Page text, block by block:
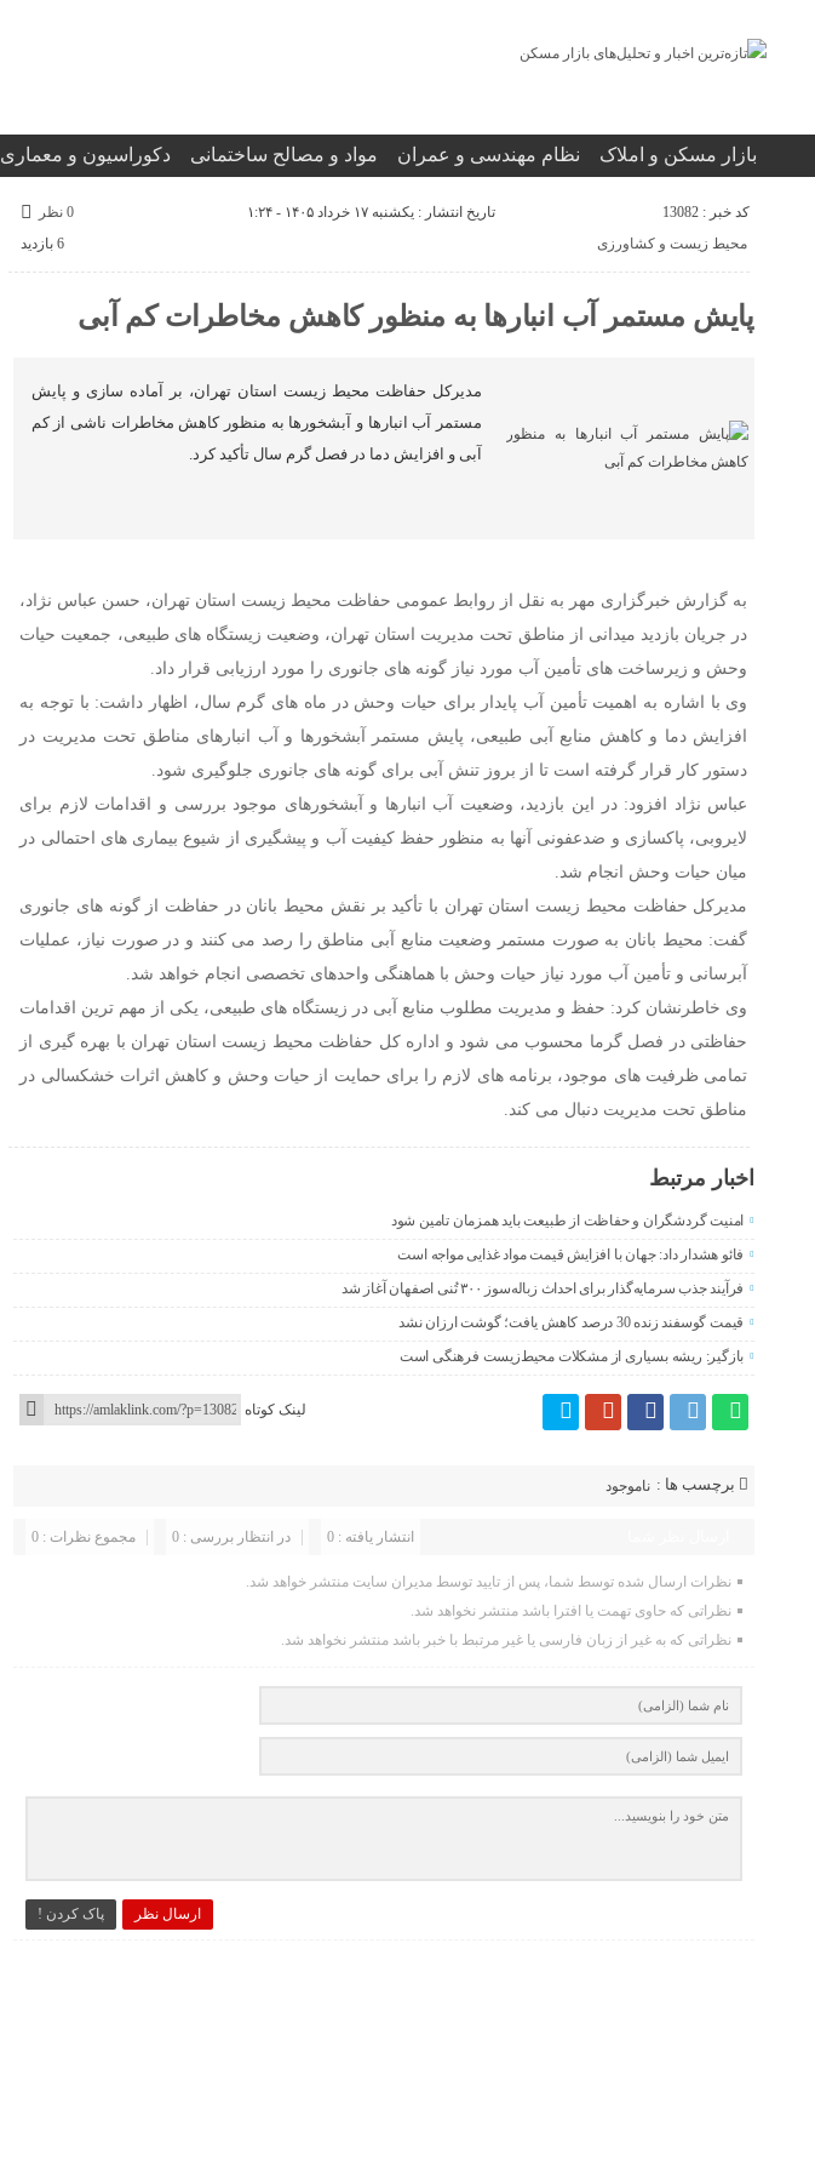
بازار مسکن و املاک نظام مهندسی و عمران مواد و مصالح ساختمانی دکوراسیون و معماری
کد خبر : 13082 تاریخ انتشار : یکشنبه ۱۷ خرداد ۱۴۰۵ - ۱:۲۴
0 نظر
محیط زیست و کشاورزی
6 بازدید
پایش مستمر آب‌ انبارها به منظور کاهش مخاطرات کم آبی
مدیرکل حفاظت محیط‌ زیست استان تهران، بر آماده‌ سازی و پایش
مستمر آب‌ انبارها و آبشخورها به‌ منظور کاهش مخاطرات ناشی از کم‌
آبی و افزایش دما در فصل گرم سال تأکید کرد.
به گزارش خبرگزاری مهر به نقل از روابط عمومی حفاظت محیط زیست استان تهران، حسن عباس‌ نژاد،
در جریان بازدید میدانی از مناطق تحت مدیریت استان تهران، وضعیت زیستگاه‌ های طبیعی، جمعیت حیات‌
وحش و زیرساخت‌ های تأمین آب مورد نیاز گونه‌ های جانوری را مورد ارزیابی قرار داد.
وی با اشاره به اهمیت تأمین آب پایدار برای حیات‌ وحش در ماه‌ های گرم سال، اظهار داشت: با توجه به
افزایش دما و کاهش منابع آبی طبیعی، پایش مستمر آبشخورها و آب‌ انبارهای مناطق تحت مدیریت در
دستور کار قرار گرفته است تا از بروز تنش آبی برای گونه‌ های جانوری جلوگیری شود.
عباس‌ نژاد افزود: در این بازدید، وضعیت آب‌ انبارها و آبشخورهای موجود بررسی و اقدامات لازم برای
لایروبی، پاکسازی و ضدعفونی آنها به‌ منظور حفظ کیفیت آب و پیشگیری از شیوع بیماری‌ های احتمالی در
میان حیات‌ وحش انجام شد.
مدیرکل حفاظت محیط‌ زیست استان تهران با تأکید بر نقش محیط‌ بانان در حفاظت از گونه‌ های جانوری
گفت: محیط‌ بانان به‌ صورت مستمر وضعیت منابع آبی مناطق را رصد می‌ کنند و در صورت نیاز، عملیات
آبرسانی و تأمین آب مورد نیاز حیات‌ وحش با هماهنگی واحدهای تخصصی انجام خواهد شد.
وی خاطرنشان کرد: حفظ و مدیریت مطلوب منابع آبی در زیستگاه‌ های طبیعی، یکی از مهم‌ ترین اقدامات
حفاظتی در فصل گرما محسوب می‌ شود و اداره کل حفاظت محیط‌ زیست استان تهران با بهره‌ گیری از
تمامی ظرفیت‌ های موجود، برنامه‌ های لازم را برای حمایت از حیات‌ وحش و کاهش اثرات خشکسالی در
مناطق تحت مدیریت دنبال می‌ کند.
اخبار مرتبط
امنیت گردشگران و حفاظت از طبیعت باید همزمان تامین شود
فائو هشدار داد: جهان با افزایش قیمت مواد غذایی مواجه است
فرآیند جذب سرمایه‌گذار برای احداث زباله‌سوز ۳۰۰ تُنی اصفهان آغاز شد
قیمت گوسفند زنده 30 درصد کاهش یافت؛ گوشت ارزان نشد
بازگیر: ریشه بسیاری از مشکلات محیط‌زیست فرهنگی است
لینک کوتاه
برچسب ها : ناموجود
مجموع نظرات : 0 در انتظار بررسی : 0 انتشار یافته : 0
نظرات ارسال شده توسط شما، پس از تایید توسط مدیران سایت منتشر خواهد شد.
نظراتی که حاوی تهمت یا افترا باشد منتشر نخواهد شد.
نظراتی که به غیر از زبان فارسی یا غیر مرتبط با خبر باشد منتشر نخواهد شد.
ارسال نظر پاک کردن !